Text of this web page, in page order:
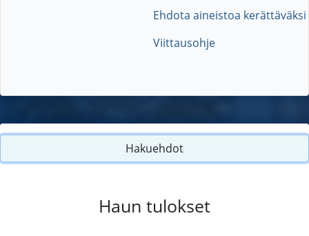
Ehdota aineistoa kerättäväksi
Viittausohje
Hakuehdot
Haun tulokset